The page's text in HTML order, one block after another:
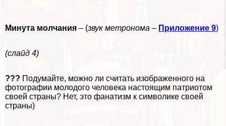
Минута молчания – (звук метронома – Приложение 9)
(слайд 4)
??? Подумайте, можно ли считать изображенного на
фотографии молодого человека настоящим патриотом
своей страны? Нет, это фанатизм к символике своей
страны)